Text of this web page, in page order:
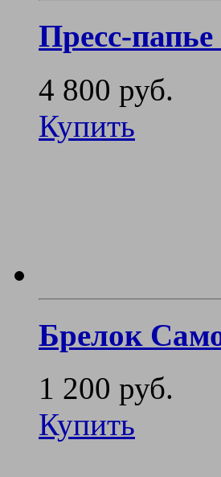
Пресс-
4 800 руб.
Купить
Брелок
1 200 руб.
Купить